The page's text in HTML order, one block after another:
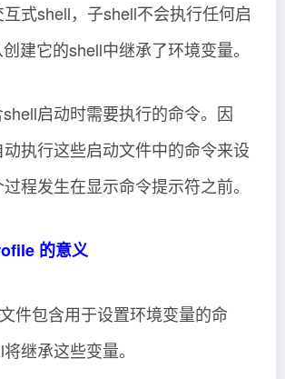
式shell，子shell不会执行任何启
建它的shell中继承了环境变量。
启动时需要执行的命令。因
执行这些启动文件中的命令来设
程发生在显示命令提示符之前。
的意义
件包含用于设置环境变量的命
继承这些变量。